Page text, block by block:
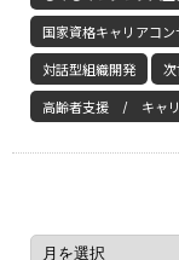
国家資格キャリアコ
対話型組織開発 次
高齢者支援 / キャリ